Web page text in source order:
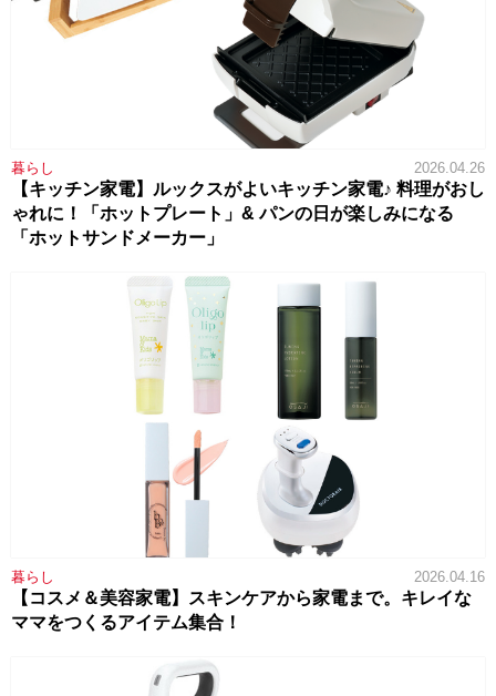
暮らし 2026.04.26
【キッチン家電】ルックスがよいキッチン家電♪ 料理がおし
ゃれに！「ホットプレート」& パンの日が楽しみになる
「ホットサンドメーカー」
暮らし 2026.04.16
【コスメ＆美容家電】スキンケアから家電まで。キレイな
ママをつくるアイテム集合！